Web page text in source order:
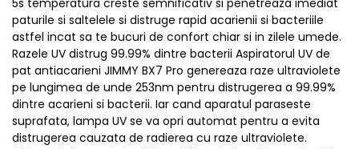
5s temperatura creste semnificativ si penetreaza imediat
paturile si saltelele si distruge rapid acarienii si bacteriile
astfel incat sa te bucuri de confort chiar si in zilele umede.
Razele UV distrug 99.99% dintre bacterii Aspiratorul UV de
pat antiacarieni JIMMY BX7 Pro genereaza raze ultraviolete
pe lungimea de unde 253nm pentru distrugerea a 99.99%
dintre acarieni si bacterii. Iar cand aparatul paraseste
suprafata, lampa UV se va opri automat pentru a evita
distrugerea cauzata de radierea cu raze ultraviolete.